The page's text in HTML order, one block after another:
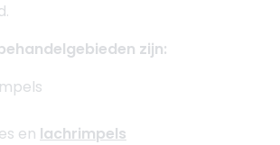
zijn:
en lachrimpels